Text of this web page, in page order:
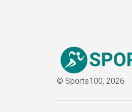
© Sports100, 2026